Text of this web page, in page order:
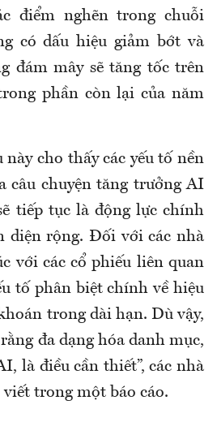
điểm nghẽn trong chuỗi
có dấu hiệu giảm bớt và
đám mây sẽ tăng tốc trên
phần còn lại của năm
cho thấy các yếu tố nền
câu chuyện tăng trưởng AI
tiếp tục là động lực chính
diện rộng. Đối với các nhà
với các cổ phiếu liên quan
tố phân biệt chính về hiệu
trong dài hạn. Dù vậy,
đa dạng hóa danh mục,
là điều cần thiết”, các nhà
trong một báo cáo.